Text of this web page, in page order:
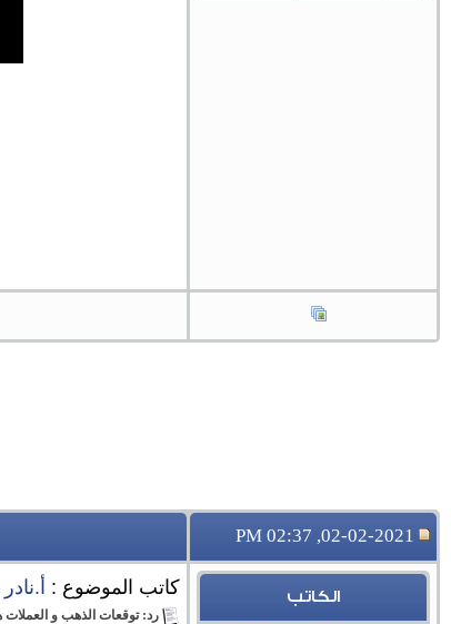
02-02-2021, 02:37 PM
الكاتب كاتب الموضوع :
رد: توقعات الذهب و العملات هذا الاسبوع حتى 5 فبراير